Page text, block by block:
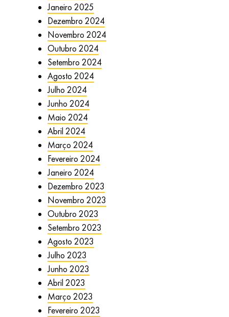
Janeiro 2025
Dezembro 2024
Novembro 2024
Outubro 2024
Setembro 2024
Agosto 2024
Julho 2024
Junho 2024
Maio 2024
Abril 2024
Março 2024
Fevereiro 2024
Janeiro 2024
Dezembro 2023
Novembro 2023
Outubro 2023
Setembro 2023
Agosto 2023
Julho 2023
Junho 2023
Abril 2023
Março 2023
Fevereiro 2023